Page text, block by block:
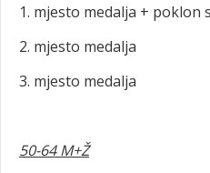
1. mjesto medalja + poklon
2. mjesto medalja
3. mjesto medalja
50-64 M+Ž